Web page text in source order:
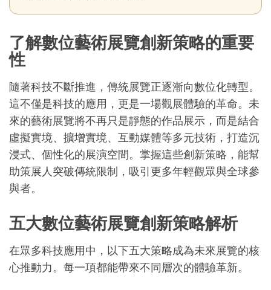
了解數位藝術展覽創新策略的重要
性
隨著科技不斷推進，傳統展覽正逐漸向數位化轉型。
這不僅是科技的應用，更是一場觀展體驗的革命。未
來的藝術展覽將不再只是靜態的作品展示，而是結合
虛擬實境、擴增實境、互動媒體等多元技術，打造沉
浸式、個性化的展演空間。掌握這些創新策略，能幫
助策展人突破傳統限制，吸引更多年輕觀眾與全球參
與者。
五大數位藝術展覽創新策略解析
在眾多科技應用中，以下五大策略成為未來展覽的核
心推動力。每一項都能帶來不同層次的體驗革新。